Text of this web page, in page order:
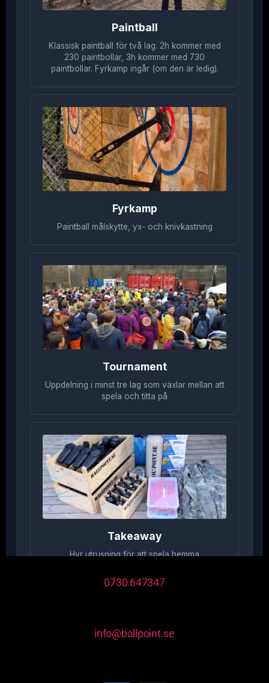
0730 647347
info@ballpoint.se